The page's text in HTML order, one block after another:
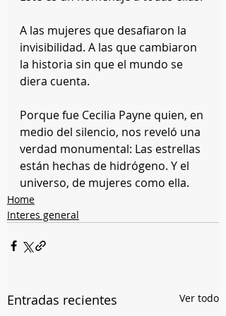
A las mujeres que desafiaron la
invisibilidad. A las que cambiaron
la historia sin que el mundo se
diera cuenta.
Porque fue Cecilia Payne quien, en
medio del silencio, nos reveló una
verdad monumental: Las estrellas
están hechas de hidrógeno. Y el
universo, de mujeres como ella.
Home
Interes general
Entradas recientes Ver todo